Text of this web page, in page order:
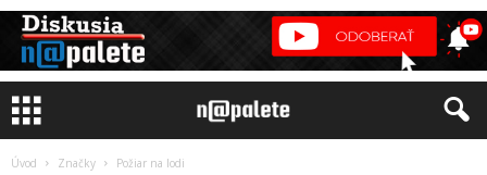
Úvod Značky Požiar na lodi